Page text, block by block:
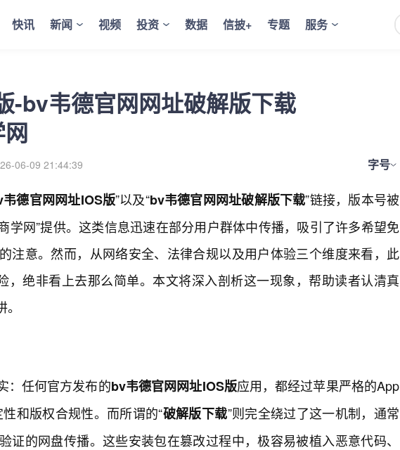
快讯 新闻 视频 投资 数据 信披+ 专题 服务
-bv韦德官网网址破解版下载
06-09 21:44:39 字号
德官网网址IOS版”以及“bv韦德官网网址破解版下载”链接，版本号被
学网”提供。这类信息迅速在部分用户群体中传播，吸引了许多希望免
注意。然而，从网络安全、法律合规以及用户体验三个维度来看，此
，绝非看上去那么简单。本文将深入剖析这一现象，帮助读者认清真
：任何官方发布的bv韦德官网网址IOS版应用，都经过苹果严格的App
和版权合规性。而所谓的“破解版下载”则完全绕过了这一机制，通常
证的网盘传播。这些安装包在篡改过程中，极容易被植入恶意代码、